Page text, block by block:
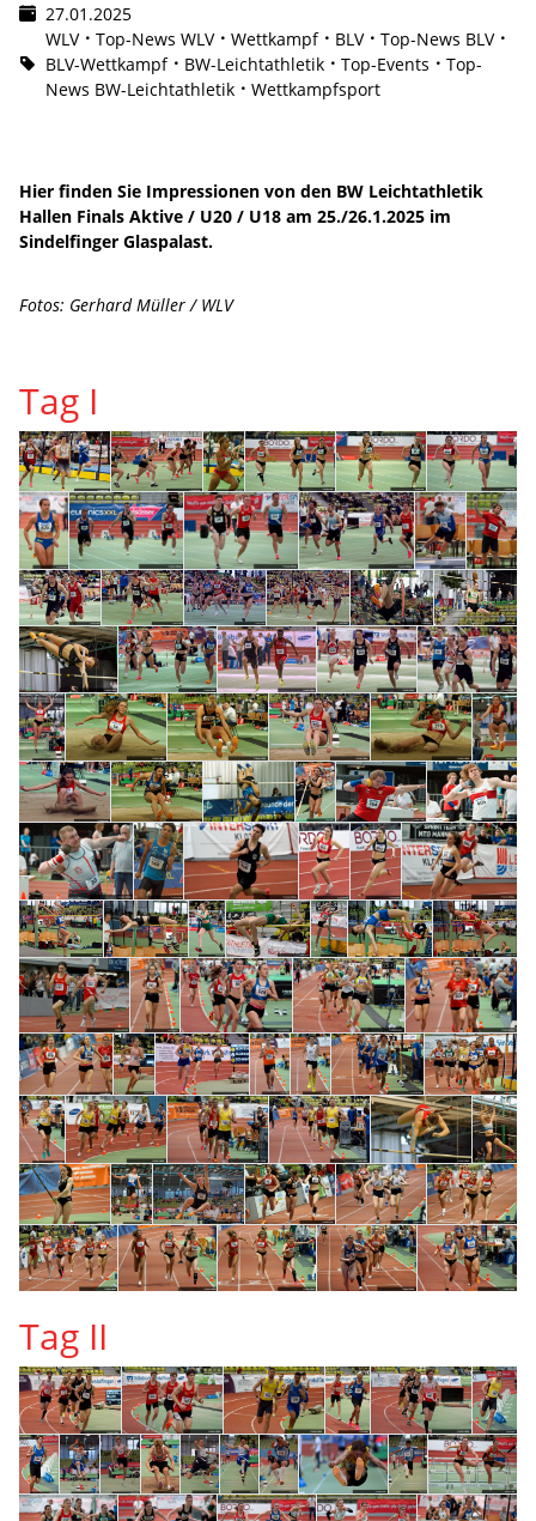
27.01.2025
WLV
Top-News WLV Wettkampf BLV
Top-News BLV
BLV-Wettkampf
BW-Leichtathletik Top-Events
Top-
News BW-Leichtathletik
Wettkampfsport
Hier finden Sie Impressionen von den BW Leichtathletik
Hallen Finals Aktive / U20 / U18 am 25./26.1.2025 im
Sindelfinger Glaspalast.
Fotos: Gerhard Müller / WLV
Tag I
Tag II